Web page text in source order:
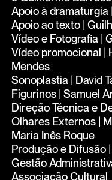
Apoio à dramaturgia
Apoio ao texto |
Vídeo e Fotografia |
Vídeo promocional |
Mendes
Sonoplastia | David
Figurinos | Samuel
Direção Técnica e
Olhares Externos |
Maria Inês Roque
Produção e Difusão
Gestão
Associação Cultural